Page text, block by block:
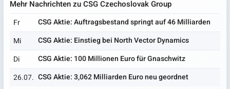
Mehr Nachrichten zu CSG Czechoslovak Group
Fr
CSG Aktie: Auftragsbestand springt auf 46 Milliarden
Mi
CSG Aktie: Einstieg bei North Vector Dynamics
Di
CSG Aktie: 100 Millionen Euro für Gnaschwitz
26.07. CSG Aktie: 3,062 Milliarden Euro neu geordnet